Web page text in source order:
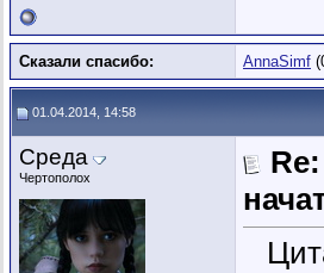
Сказали спасибо: AnnaSimf
01.04.2014, 14:58
Среда
Чертополох